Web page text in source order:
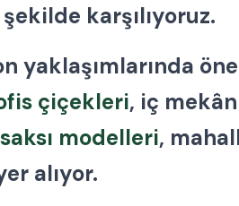
karşılıyoruz.
yaklaşımlarında
çiçekleri, iç
saksı modelleri,
alıyor.